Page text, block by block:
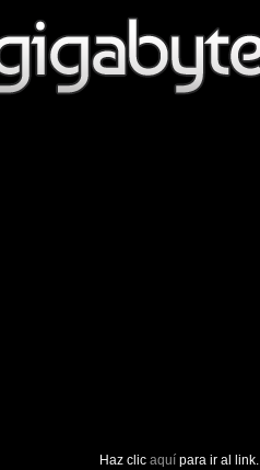
Haz clic aquí para ir al link.